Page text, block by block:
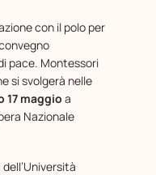
con il polo per
pace. Montessori
si svolgerà nelle
17 maggio a
Nazionale
dell’Università